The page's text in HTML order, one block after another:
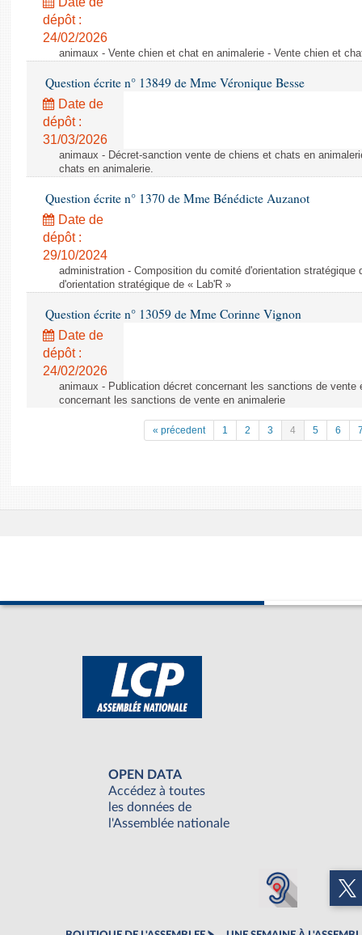
dépôt :
24/02/2026
animaux - Vente chien et chat en animalerie - Vente chien et
Question écrite n° 13849 de Mme Véronique Besse
Date de
dépôt :
31/03/2026
animaux - Décret-sanction vente de chiens et chats en
chats en animalerie.
Question écrite n° 1370 de Mme Bénédicte Auzanot
Date de
dépôt :
29/10/2024
administration - Composition du comité d'orientation stratégique
d'orientation stratégique de « Lab'R »
Question écrite n° 13059 de Mme Corinne Vignon
Date de
dépôt :
24/02/2026
animaux - Publication décret concernant les sanctions de vente
concernant les sanctions de vente en animalerie
« précedent 1 2 3 4 5 6
OPEN DATA
Accédez à toutes
les données de
l'Assemblée nationale